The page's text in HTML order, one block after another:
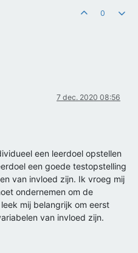
0
7 dec. 2020 08:56
een leerdoel opstellen
een goede testopstelling
van invloed zijn. Ik vroeg mij
ondernemen om de
mij belangrijk om eerst
van invloed zijn.